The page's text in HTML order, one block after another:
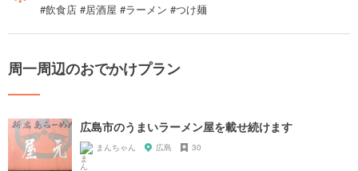
#飲食店 #居酒屋 #ラーメン #つけ麺
周一周辺のおでかけプラン
広島市のうまいラーメン屋を載せ続けます
まんちゃん 広島 30